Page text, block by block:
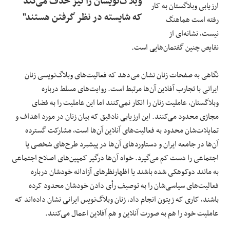
که شایسته در نظر گرفتن هستند"
ارزیابی وبلاگستان به کار
رفته است هماهنگ
نیست، نشانه‌ای از
نقایص چنین گفتمان‌هایی است.
نگاهی به صفحات زنان نشان می‌دهد که فعالیت‌های وبلاگ‌نویسی زنان
ایرانی با تجارب آفلاین آن‌ها مرتبط است. روایت‌های مسلط درباره
وبلاگستان، عاملیت زنان را انکار نمی‌کنند اما این عاملیت را به فضای
مجازی محدود می‌کنند. این ارزیابی نادقیق که بیان زنان در مورد اهداف و
تمایلات‌شان محدود به فعالیت‌های آنلاین آن‌ها است، مشارکت گسترده
آن‌ها در جامعه ایران و دستاوردهای آن‌ها در پیشبرد طرح‌های شخصی یا
اجتماعی را دست کم می‌گیرد. خواه آن‌ها درگیر کمپین‌های اصلاح اجتماعی
به مانند دوکوهکی شده باشند یا اظهارنظرهای آزادانه خودشان درباره
فعالیت‌های سیاسی‌شان را به توصیف رأی دادن خودشان محدود کرده
باشند، کاری که زیتون انجام داد، زنان وبلاگ‌نویس ایرانی نشان داده‌اند که
عاملیت خود را هم به صورت آنلاین و هم آفلاین اعمال می‌کنند.